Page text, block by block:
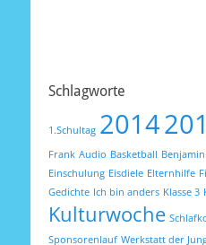
Schlagworte
1.Schultag 2014
Frank Audio Basketball
Einschulung Eisdiele Elternhilfe
Gedichte Ich bin anders Klasse 3
Kulturwoche
Sponsorenlauf Werkstatt der